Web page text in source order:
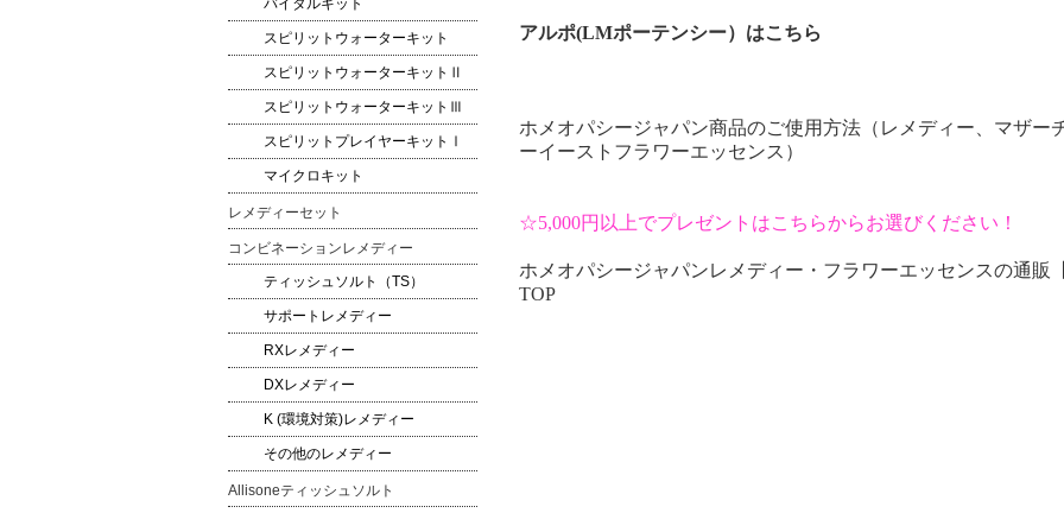
アルポ(LMポーテンシー）はこちら
ホメオパシージャパン商品のご使用方法（レメディー、マザー
ーイーストフラワーエッセンス）
☆5,000円以上でプレゼントはこちらからお選びください！
ホメオパシージャパンレメディー・フラワーエッセンスの通販
TOP
バイタルキット
スピリットウォーターキット
スピリットウォーターキットⅡ
スピリットウォーターキットⅢ
スピリットプレイヤーキットⅠ
マイクロキット
レメディーセット
コンビネーションレメディー
ティッシュソルト（TS）
サポートレメディー
RXレメディー
DXレメディー
K (環境対策)レメディー
その他のレメディー
Allisoneティッシュソルト